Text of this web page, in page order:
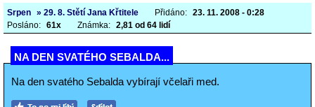
Srpen » 29. 8. Stětí Jana Křtitele Přidáno: 23. 11. 2008 - 0:28
Posláno: 61x Známka: 2,81 od 64 lidí
NA DEN SVATÉHO SEBALDA...
Na den svatého Sebalda vybírají včelaři med.